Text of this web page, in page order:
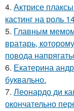
4. Актрисе
кастинг на роль
5. Главным
вратарь,
повода
6. Екатерина
буквально.
7. Леонардо ди
окончательно